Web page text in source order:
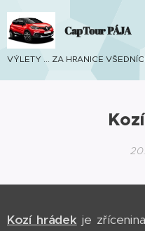
CapTour PÁJA
VÝLETY ... ZA HRANICE
Kozí hrádek je